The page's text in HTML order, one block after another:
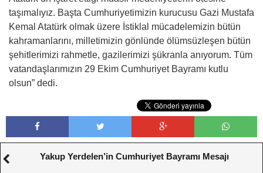
taşımalıyız. Başta Cumhuriyetimizin kurucusu Gazi Mustafa
Kemal Atatürk olmak üzere İstiklal mücadelemizin bütün
kahramanlarını, milletimizin gönlünde ölümsüzleşen bütün
şehitlerimizi rahmetle, gazilerimizi şükranla anıyorum. Tüm
vatandaşlarımızın 29 Ekim Cumhuriyet Bayramı kutlu
olsun” dedi.
Yakup Yerdelen’in Cumhuriyet Bayramı Mesajı